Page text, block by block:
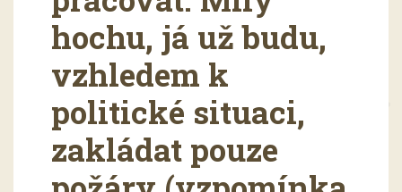
hochu, já už budu,
vzhledem k
politické situaci,
zakládat pouze